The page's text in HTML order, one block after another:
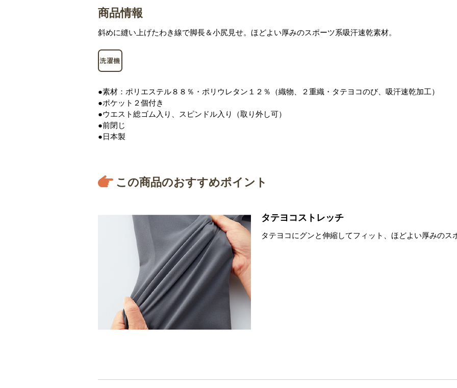
商品情報
斜めに縫い上げたわき線で脚長＆小尻見せ。ほどよい厚みのスポーツ系吸汗速乾素材。
●素材：ポリエステル８８％・ポリウレタン１２％（織物、２重織・タテヨコのび、吸汗速乾加工）
●ポケット２個付き
●ウエスト総ゴム入り、スピンドル入り（取り外し可）
●前閉じ
●日本製
この商品のおすすめポイント
タテヨコストレッチ
タテヨコにグンと伸縮してフィット、ほどよい厚みのス